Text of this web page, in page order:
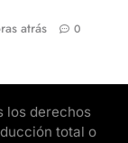
atrás 0
los derechos
total o